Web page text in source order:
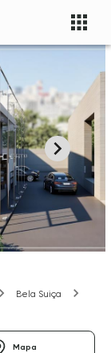
Bela Suiça
Mapa